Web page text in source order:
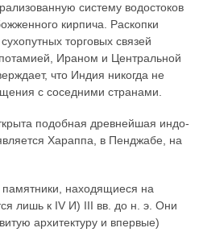
систему водостоков
кирпича. Раскопки
торговых связей
Ираном и Центральной
что Индия никогда не
с соседними странами.
подобная древнейшая индо-
Хараппа, в Пенджабе, на
находящиеся на
лишь к IV И) III вв. до н. э. Они
архитектуру и впервые)